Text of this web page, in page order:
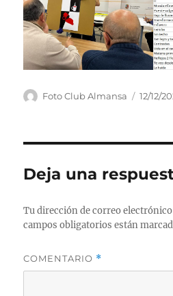
Autor
Foto Club Almansa 12/12/
Deja una
Tu dirección de correo
campos obligatorios están
COMENTARIO *